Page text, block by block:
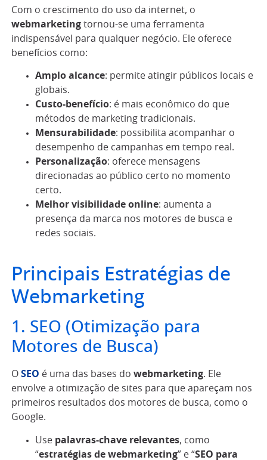
Com o crescimento do uso da internet, o
webmarketing tornou-se uma ferramenta
indispensável para qualquer negócio. Ele oferece
benefícios como:
Amplo alcance: permite atingir públicos locais e
globais.
Custo-benefício: é mais econômico do que
métodos de marketing tradicionais.
Mensurabilidade: possibilita acompanhar o
desempenho de campanhas em tempo real.
Personalização: oferece mensagens
direcionadas ao público certo no momento
certo.
Melhor visibilidade online: aumenta a
presença da marca nos motores de busca e
redes sociais.
Principais Estratégias de
Webmarketing
1. SEO (Otimização para
Motores de Busca)
O SEO é uma das bases do webmarketing. Ele
envolve a otimização de sites para que apareçam nos
primeiros resultados dos motores de busca, como o
Google.
Use palavras-chave relevantes, como
“estratégias de webmarketing” e “SEO para